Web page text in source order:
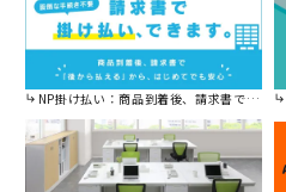
NP掛け払い：商品到着後、請求書で後から払えます。